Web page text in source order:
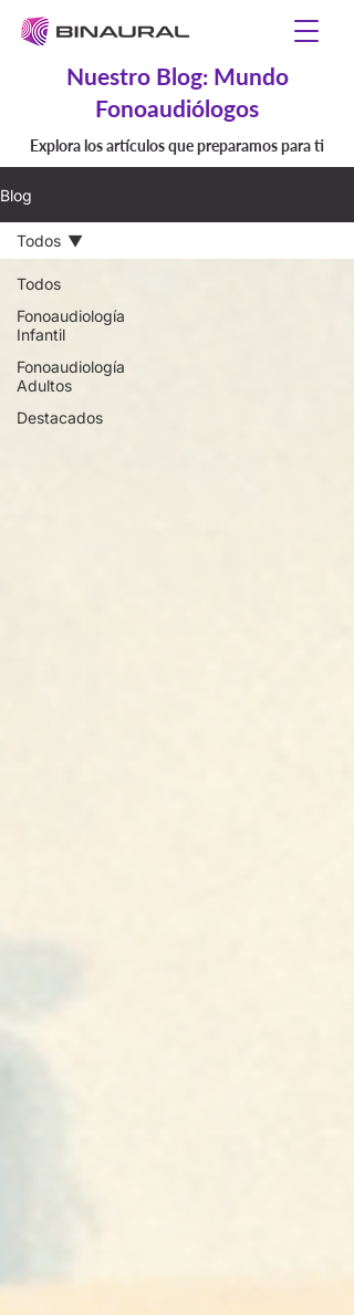
Nuestro Blog: Mundo
Fonoaudiólogos
Explora los artículos que preparamos para ti
Blog
Todos
Fonoaudiología
Infantil
Fonoaudiología
Adultos
Destacados
Todos